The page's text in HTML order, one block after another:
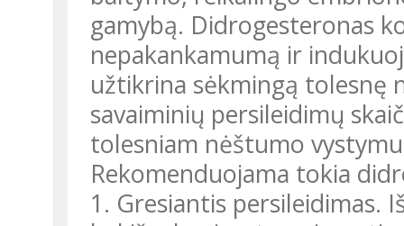
gamybą. Didrogesteronas
nepakankamumą ir
užtikrina sėkmingą tolesnę
savaiminių persileidimų
tolesniam nėštumo
Rekomenduojama tokia
1. Gresiantis persileidimas.